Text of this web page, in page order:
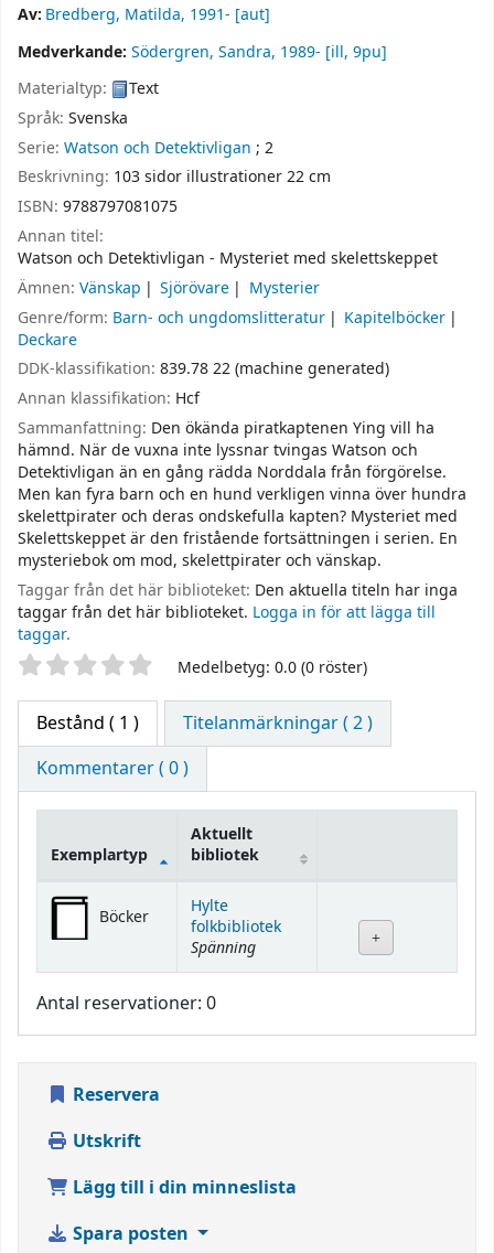
Av: Bredberg, Matilda, 1991- [aut]
Medverkande: Södergren, Sandra, 1989- [ill, 9pu]
Materialtyp:
Text
Språk: Svenska
Serie: Watson och Detektivligan ; 2
Beskrivning: 103 sidor illustrationer 22 cm
ISBN: 9788797081075
Annan titel:
Watson och Detektivligan - Mysteriet med skelettskeppet
Ämnen: Vänskap Sjörövare
Mysterier
Genre/form: Barn- och ungdomslitteratur
Kapitelböcker
Deckare
DDK-klassifikation: 839.78 22 (machine generated)
Annan klassifikation: Hcf
Sammanfattning: Den ökända piratkaptenen Ying vill ha
hämnd. När de vuxna inte lyssnar tvingas Watson och
Detektivligan än en gång rädda Norddala från förgörelse.
Men kan fyra barn och en hund verkligen vinna över hundra
skelettpirater och deras ondskefulla kapten? Mysteriet med
Skelettskeppet är den fristående fortsättningen i serien. En
mysteriebok om mod, skelettpirater och vänskap.
Taggar från det här biblioteket: Den aktuella titeln har inga
taggar från det här biblioteket. Logga in för att lägga till
taggar.
Betyg Medelbetyg: 0.0 (0 röster)
Bestånd ( 1 )
Titelanmärkningar ( 2 )
Kommentarer ( 0 )
Bestånd
Exemplartyp
Aktuellt
bibliotek
Böcker
Hylte
folkbibliotek
Spänning
Antal reservationer: 0
Reservera
Utskrift
Lägg till i din minneslista
Spara posten